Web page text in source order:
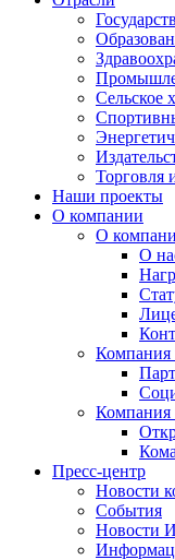
Сельское
Торговля
Наши проекты
О компании
О
О
Компания
Компания
Пресс-центр
Новости
События
Новости